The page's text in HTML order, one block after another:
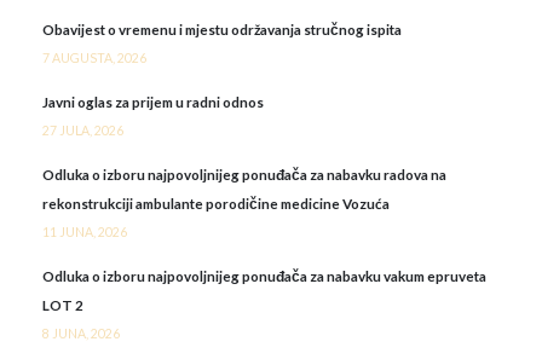
Obavijest o vremenu i mjestu održavanja stručnog ispita
7 AUGUSTA, 2026
Javni oglas za prijem u radni odnos
27 JULA, 2026
Odluka o izboru najpovoljnijeg ponuđača za nabavku radova na
rekonstrukciji ambulante porodičine medicine Vozuća
11 JUNA, 2026
Odluka o izboru najpovoljnijeg ponuđača za nabavku vakum epruveta
LOT 2
8 JUNA, 2026